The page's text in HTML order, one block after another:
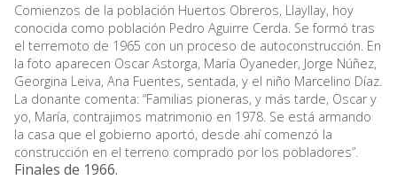
Comienzos de la población Huertos Obreros, Llayllay, hoy
conocida como población Pedro Aguirre Cerda. Se formó tras
el terremoto de 1965 con un proceso de autoconstrucción. En
la foto aparecen Oscar Astorga, María Oyaneder, Jorge Núñez,
Georgina Leiva, Ana Fuentes, sentada, y el niño Marcelino Díaz.
La donante comenta: “Familias pioneras, y más tarde, Oscar y
yo, María, contrajimos matrimonio en 1978. Se está armando
la casa que el gobierno aportó, desde ahí comenzó la
construcción en el terreno comprado por los pobladores”.
Finales de 1966.